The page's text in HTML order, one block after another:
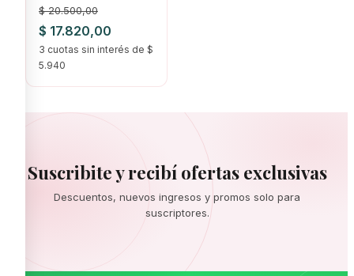
Pestanas., Ojos
$20.500,00
El
precio
original
$ 20.500,00.
$ 17.820,00
precio
$ 17.820,00.
3 cuotas sin interés de $
5.940
Suscribite y recibí ofertas exclusivas
Descuentos, nuevos ingresos y promos solo para
suscriptores.